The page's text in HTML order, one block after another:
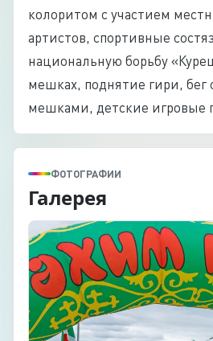
колоритом с участием
артистов, спортивные
национальную борьбу
мешках, поднятие гири, бег
мешками, детские игровые
ФОТОГРАФИИ
Галерея